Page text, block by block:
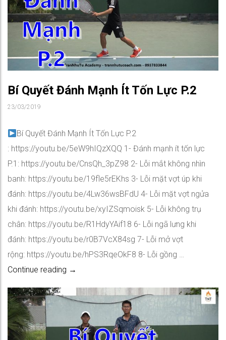
Bí Quyết Đánh Mạnh Ít Tốn Lực P.2
23/03/2019
Bí Quyết Đánh Mạnh Ít Tốn Lực P.2
: https://youtu.be/5eW9hIQzXQQ 1- Đánh mạnh ít tốn lực
P.1: https://youtu.be/CnsQh_3pZ98 2- Lỗi mắt không nhìn
banh: https://youtu.be/19fle5rEKhs 3- Lỗi mặt vợt úp khi
đánh: https://youtu.be/4Lw36wsBFdU 4- Lỗi mặt vợt ngửa
khi đánh: https://youtu.be/xyIZSqmoisk 5- Lỗi không trụ
chân: https://youtu.be/R1HdyYAif18 6- Lỗi ngã lưng khi
đánh: https://youtu.be/r0B7VcX84sg 7- Lỗi mở vợt
rộng: https://youtu.be/hPS3RqeOkF8 8- Lỗi gồng …
Continue reading Bí Quyết Đánh Mạnh Ít Tốn Lực P.2
→